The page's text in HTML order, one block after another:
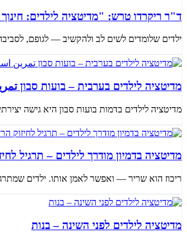
ד"ר ריקרדו טרש: "מדיטציה לילדים:
ילדים שלומדים לשים לב ולהקשיב — לגופם,
מדיטציה לילדים בערבית – בועות סבון
מדיטציה לילדים בדמות בועות סבון היא גישה
מדיטציה בדמיון מודרך לילדים – תרגיל
ריכוז הוא שריר — ואפשר לאמן אותו. ילדים
מדיטציה לילדים לפני השינה – בנות